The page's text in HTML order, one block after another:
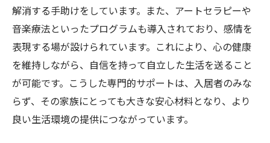
居住空間の快適さとその工夫
季節ごとのイベントと生活の彩り
コミュニティ活動による充実感の実現
住民の声を取り入れた環境改善
共用スペースでの交流と相互支援
自然との触れ合いを促す庭園の設置
解消する手助けをしています。また、アートセラピーや
音楽療法といったプログラムも導入されており、感情を
表現する場が設けられています。これにより、心の健康
を維持しながら、自信を持って自立した生活を送ること
が可能です。こうした専門的サポートは、入居者のみな
らず、その家族にとっても大きな安心材料となり、より
良い生活環境の提供につながっています。